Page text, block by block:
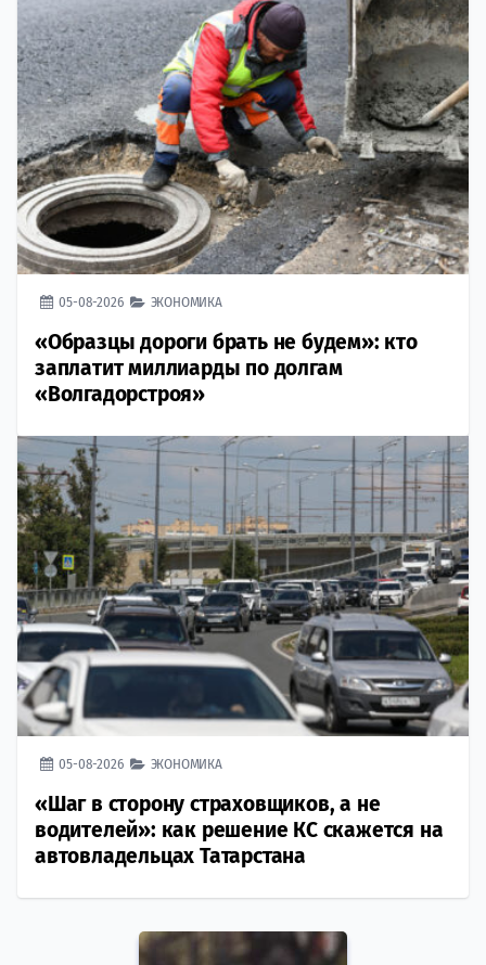
05-08-2026 ЭКОНОМИКА
«Образцы дороги брать не будем»: кто
заплатит миллиарды по долгам
«Волгадорстроя»
05-08-2026 ЭКОНОМИКА
«Шаг в сторону страховщиков, а не
водителей»: как решение КС скажется на
автовладельцах Татарстана